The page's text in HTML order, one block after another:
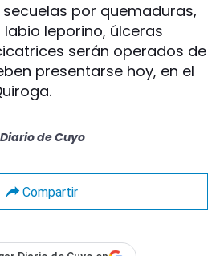
por quemaduras,
leporino, úlceras
serán operados de
presentarse hoy, en el
de Cuyo
Compartir